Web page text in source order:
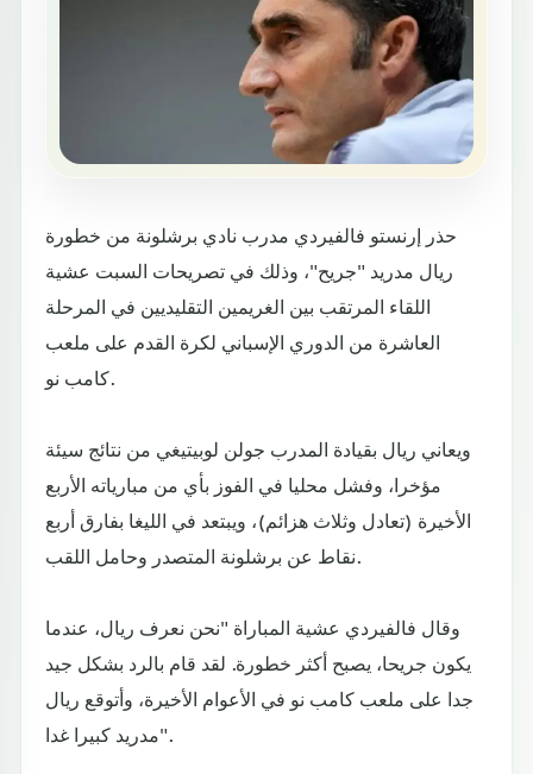
حذر إرنستو فالفيردي مدرب نادي برشلونة من خطورة
ريال مدريد "جريح"، وذلك في تصريحات السبت عشية
اللقاء المرتقب بين الغريمين التقليديين في المرحلة
العاشرة من الدوري الإسباني لكرة القدم على ملعب
كامب نو.
ويعاني ريال بقيادة المدرب جولن لوبيتيغي من نتائج سيئة
مؤخرا، وفشل محليا في الفوز بأي من مبارياته الأربع
الأخيرة (تعادل وثلاث هزائم)، ويبتعد في الليغا بفارق أربع
نقاط عن برشلونة المتصدر وحامل اللقب.
وقال فالفيردي عشية المباراة "نحن نعرف ريال، عندما
يكون جريحا، يصبح أكثر خطورة. لقد قام بالرد بشكل جيد
جدا على ملعب كامب نو في الأعوام الأخيرة، وأتوقع ريال
مدريد كبيرا غدا".